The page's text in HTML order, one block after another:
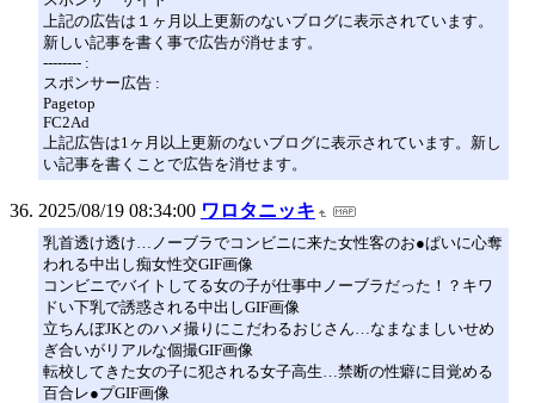
上記の広告は１ヶ月以上更新のないブログに表示されています。
新しい記事を書く事で広告が消せます。
-------- :
スポンサー広告 :
Pagetop
FC2Ad
上記広告は1ヶ月以上更新のないブログに表示されています。新し
い記事を書くことで広告を消せます。
2025/08/19 08:34:00 ワロタニッキ
乳首透け透け…ノーブラでコンビニに来た女性客のお●ぱいに心奪
われる中出し痴女性交GIF画像
コンビニでバイトしてる女の子が仕事中ノーブラだった！？キワ
ドい下乳で誘惑される中出しGIF画像
立ちんぼJKとのハメ撮りにこだわるおじさん…なまなましいせめ
ぎ合いがリアルな個撮GIF画像
転校してきた女の子に犯される女子高生…禁断の性癖に目覚める
百合レ●プGIF画像